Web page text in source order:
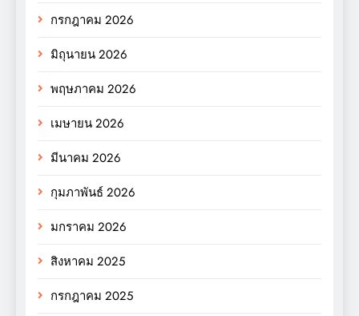
กรกฎาคม 2026
มิถุนายน 2026
พฤษภาคม 2026
เมษายน 2026
มีนาคม 2026
กุมภาพันธ์ 2026
มกราคม 2026
สิงหาคม 2025
กรกฎาคม 2025